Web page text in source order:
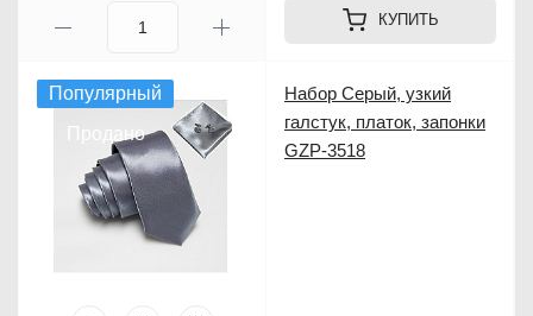
КУПИТЬ
Популярный
Продано
Набор Серый, узкий
галстук, платок, запонки
GZP-3518